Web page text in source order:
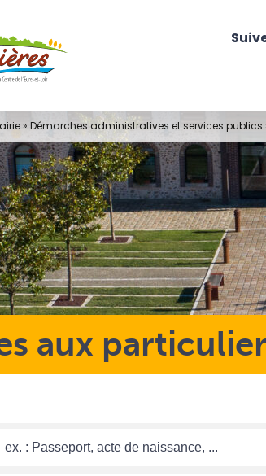
aux
» Démarches administratives et services publics